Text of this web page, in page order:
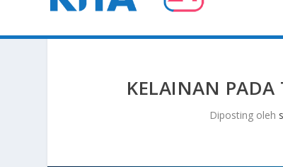
KELAINAN PADA
Diposting oleh